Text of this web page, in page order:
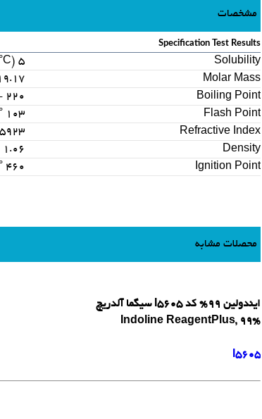
مشخصات
Specification Test Results
Solubility
5 g/l (20 °C)
Molar Mass
g/mol
Boiling Point
220 - 221 °C (1013 hPa)
Flash Point
103 °C
Refractive Index
(20 °C, 589 nm)
Density
1.06 g/cm3 (20 °C)
Ignition Point
460 °C
محصلات مشابه
ایندولین 99% کد I5605 سیگما آلدریچ
Indoline ReagentPlus, 99%
I5605